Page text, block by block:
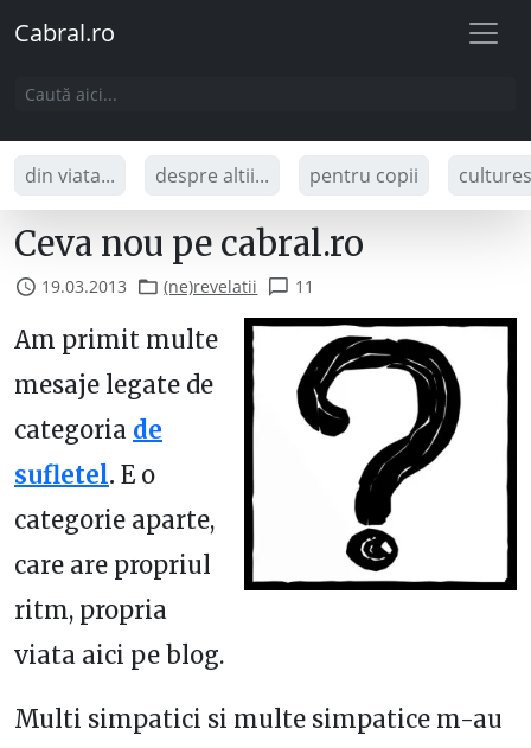
Cabral.ro
din viata... despre altii... pentru copii
Ceva nou pe cabral.ro
19.03.2013 (ne)revelatii 11
Am primit multe
mesaje legate de
categoria de
sufletel. E o
categorie aparte,
care are propriul
ritm, propria
viata aici pe blog.
Multi simpatici si multe simpatice m-au